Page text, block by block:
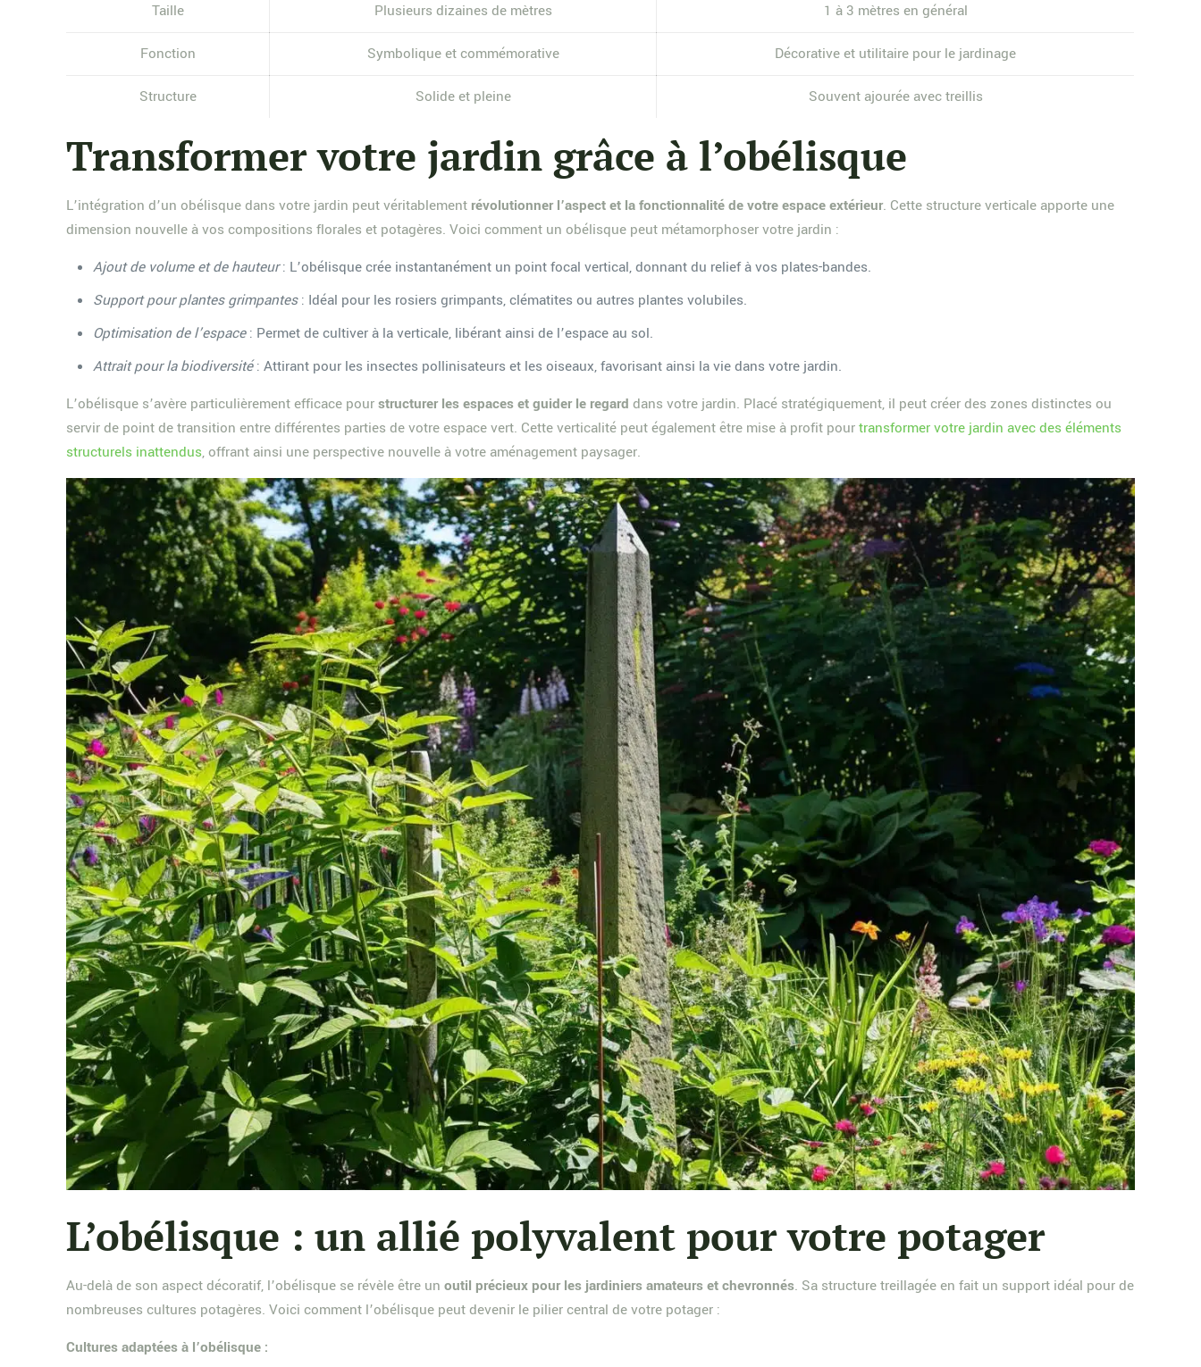
Taille Plusieurs dizaines de mètres 1 à 3 mètres en général
Fonction Symbolique et commémorative Décorative et utilitaire pour le jardinage
Structure Solide et pleine Souvent ajourée avec treillis
Transformer votre jardin grâce à l’obélisque
L’intégration d’un obélisque dans votre jardin peut véritablement révolutionner l’aspect et la fonctionnalité de votre espace extérieur. Cette structure verticale apporte une
dimension nouvelle à vos compositions florales et potagères. Voici comment un obélisque peut métamorphoser votre jardin :
Ajout de volume et de hauteur: L’obélisque crée instantanément un point focal vertical, donnant du relief à vos plates-bandes.
Support pour plantes grimpantes: Idéal pour les rosiers grimpants, clématites ou autres plantes volubiles.
Optimisation de l’espace: Permet de cultiver à la verticale, libérant ainsi de l’espace au sol.
Attrait pour la biodiversité: Attirant pour les insectes pollinisateurs et les oiseaux, favorisant ainsi la vie dans votre jardin.
L’obélisque s’avère particulièrement efficace pourstructurer les espaces et guider le regard dans votre jardin. Placé stratégiquement, il peut créer des zones distinctes ou
servir de point de transition entre différentes parties de votre espace vert. Cette verticalité peut également être mise à profit pourtransformer votre jardin avec des éléments
structurels inattendus, offrant ainsi une perspective nouvelle à votre aménagement paysager.
L’obélisque : un allié polyvalent pour votre potager
Au-delà de son aspect décoratif, l’obélisque se révèle être unoutil précieux pour les jardiniers amateurs et chevronnés. Sa structure treillagée en fait un support idéal pour de
nombreuses cultures potagères. Voici comment l’obélisque peut devenir le pilier central de votre potager :
Cultures adaptées à l’obélisque :